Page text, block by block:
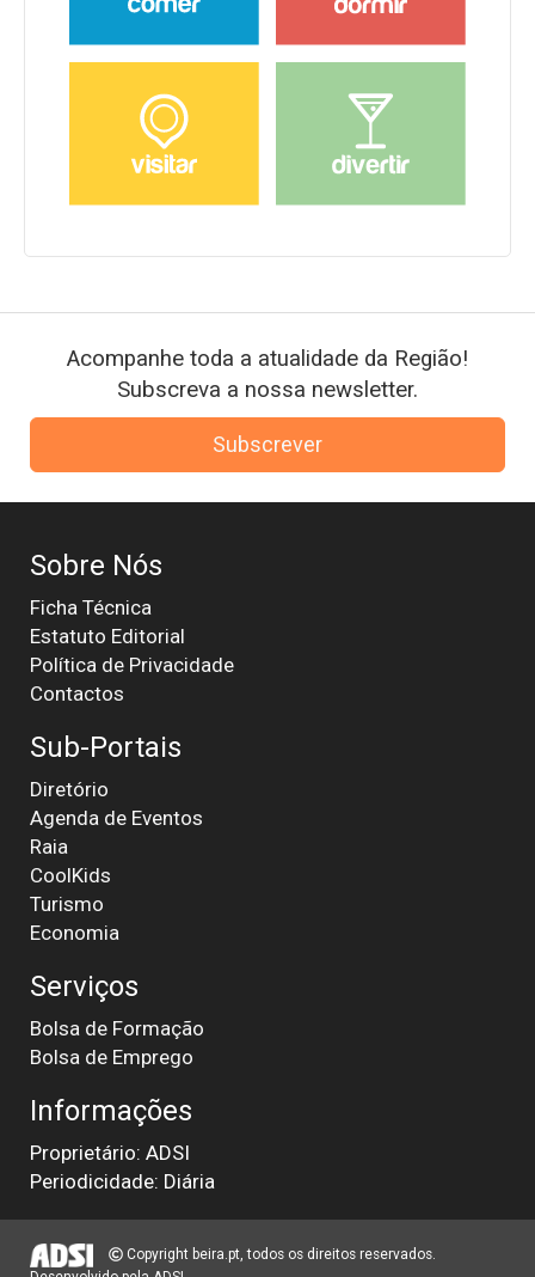
Acompanhe toda a atualidade da Região!
Subscreva a nossa newsletter.
Subscrever
Sobre Nós
Ficha Técnica
Estatuto Editorial
Política de Privacidade
Contactos
Sub-Portais
Diretório
Agenda de Eventos
Raia
CoolKids
Turismo
Economia
Serviços
Bolsa de Formação
Bolsa de Emprego
Informações
Proprietário: ADSI
Periodicidade: Diária
Copyright beira.pt, todos os direitos reservados.